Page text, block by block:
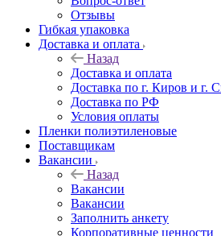
Отзывы
Гибкая упаковка
Доставка и оплата
Назад
Доставка и оплата
Доставка по г. Киров и г.
Доставка по РФ
Условия оплаты
Пленки полиэтиленовые
Поставщикам
Вакансии
Назад
Вакансии
Вакансии
Заполнить анкету
Корпоративные ценности